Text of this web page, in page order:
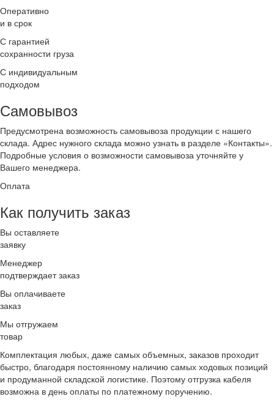
Оперативно
и в срок
С гарантией
сохранности груза
С индивидуальным
подходом
Самовывоз
Предусмотрена возможность самовывоза продукции с нашего
склада. Адрес нужного склада можно узнать в разделе «Контакты».
Подробные условия о возможности самовывоза уточняйте у
Вашего менеджера.
Оплата
Как получить заказ
Вы оставляете
заявку
Менеджер
подтверждает заказ
Вы оплачиваете
заказ
Мы отгружаем
товар
Комплектация любых, даже самых объемных, заказов проходит
быстро, благодаря постоянному наличию самых ходовых позиций
и продуманной складской логистике. Поэтому отгрузка кабеля
возможна в день оплаты по платежному поручению.